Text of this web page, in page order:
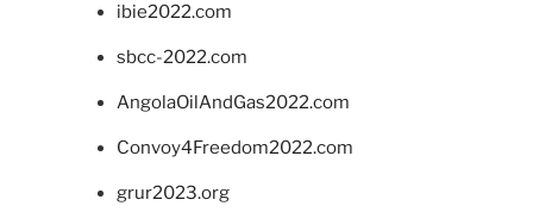
ibie2022.com
sbcc-2022.com
AngolaOilAndGas2022.com
Convoy4Freedom2022.com
grur2023.org